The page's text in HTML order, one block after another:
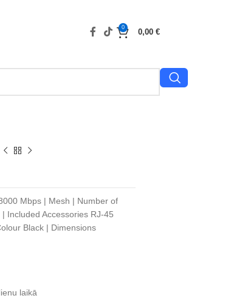
0
0,00 €
Mbps | Mesh | Number of
Included Accessories RJ-45
Black | Dimensions
laikā